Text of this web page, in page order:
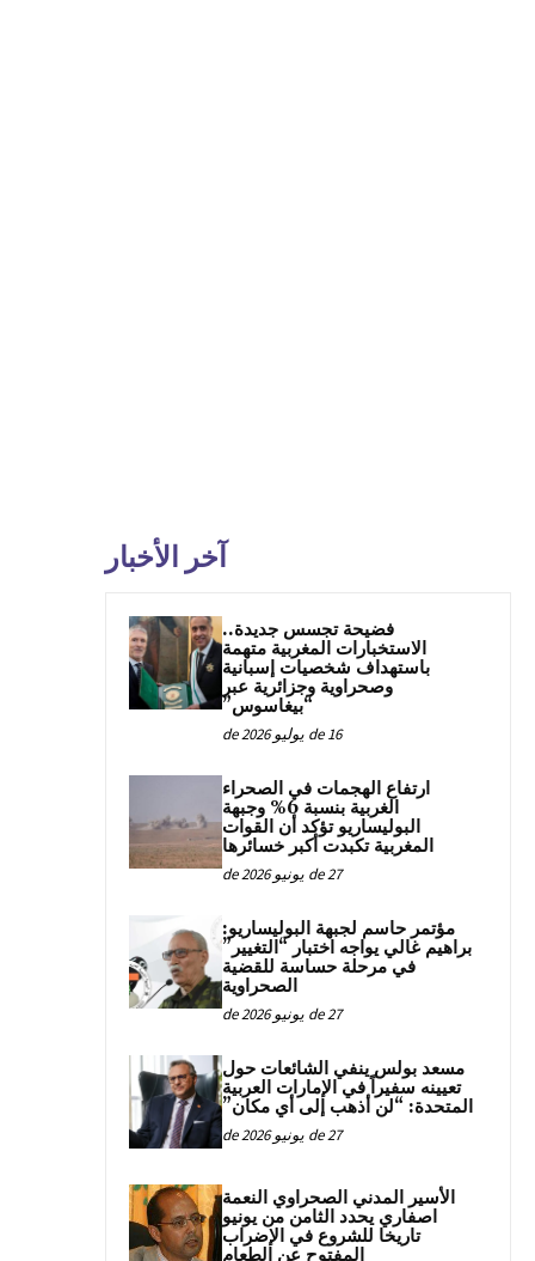
آخر الأخبار
فضيحة تجسس جديدة..
الاستخبارات المغربية متهمة
باستهداف شخصيات إسبانية
وصحراوية وجزائرية عبر
“بيغاسوس”
16 de يوليو de 2026
ارتفاع الهجمات في الصحراء
الغربية بنسبة 6% وجبهة
البوليساريو تؤكد أن القوات
المغربية تكبدت أكبر خسائرها
27 de يونيو de 2026
مؤتمر حاسم لجبهة البوليساريو:
براهيم غالي يواجه اختبار “التغيير”
في مرحلة حساسة للقضية
الصحراوية
27 de يونيو de 2026
مسعد بولس ينفي الشائعات حول
تعيينه سفيراً في الإمارات العربية
المتحدة: “لن أذهب إلى أي مكان”
27 de يونيو de 2026
الأسير المدني الصحراوي النعمة
اصفاري يحدد الثامن من يونيو
تاريخا للشروع في الإضراب
المفتوح عن الطعام